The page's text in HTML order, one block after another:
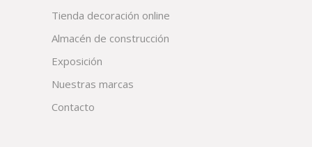
Tienda decoración online
Almacén de construcción
Exposición
Nuestras marcas
Contacto